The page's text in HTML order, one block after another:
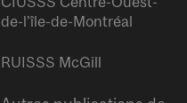
de-l’île-de-Montréal
RUISSS McGill